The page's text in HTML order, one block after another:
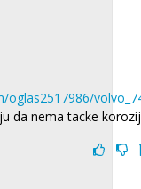
oglas2517986/
da nema tacke